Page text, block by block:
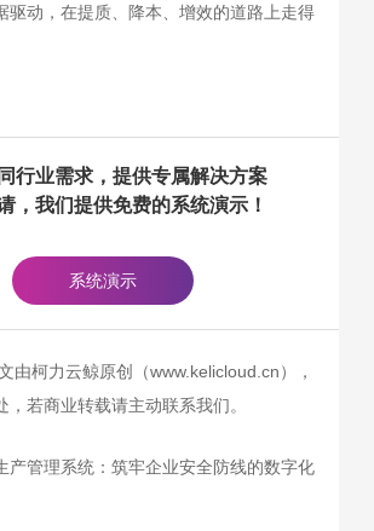
驱动，在提质、降本、增效的道路上走得
行业需求，提供专属解决方案
，我们提供免费的系统演示！
系统演示
由柯力云鲸原创（www.kelicloud.cn），
，若商业转载请主动联系我们。
产管理系统：筑牢企业安全防线的数字化